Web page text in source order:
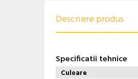
Descriere produs
Specificatii tehnice
Culoare